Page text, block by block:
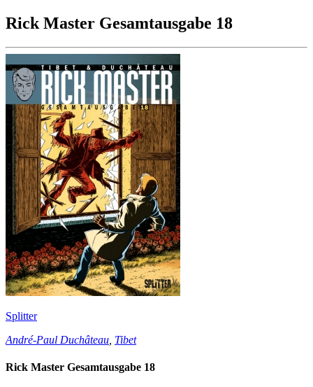
Rick Master Gesamtausgabe 18
Splitter
André-Paul Duchâteau Tibet
Rick Master Gesamtausgabe 18